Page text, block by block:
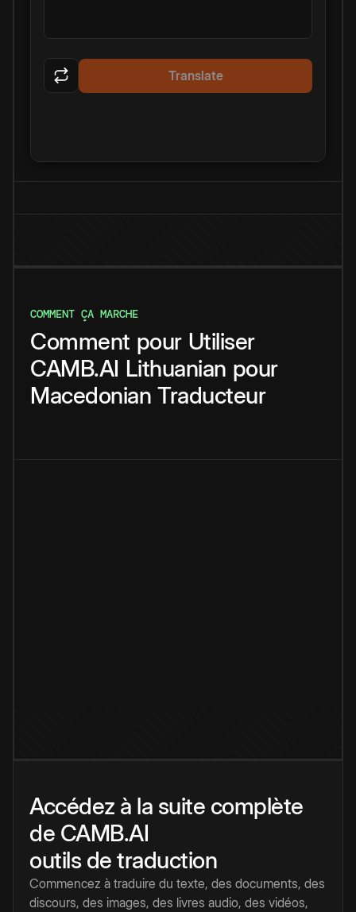
Translate
COMMENT ÇA MARCHE
Comment pour Utiliser
CAMB.AI Lithuanian pour
Macedonian Traducteur
Accédez à la suite complète
de CAMB.AI
outils de traduction
Commencez à traduire du texte, des documents, des
discours, des images, des livres audio, des vidéos,